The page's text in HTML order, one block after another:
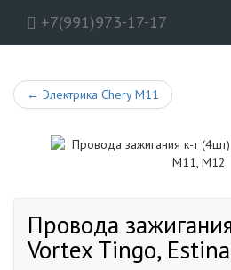
+7(991)973-17-17
← Электрика Chery M11
Провода
Vortex Tingo,